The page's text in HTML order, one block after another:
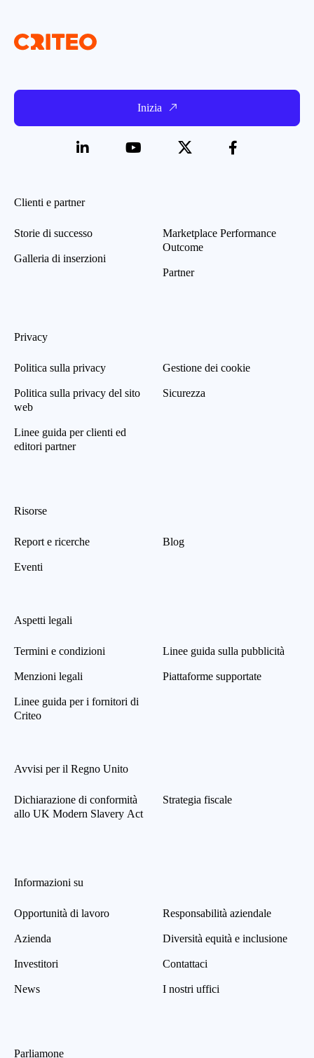
Inizia
Clienti e partner
Storie di successo
Galleria di inserzioni
Marketplace Performance
Outcome
Partner
Privacy
Politica sulla privacy
Politica sulla privacy del sito
web
Linee guida per clienti ed
editori partner
Gestione dei cookie
Sicurezza
Risorse
Report e ricerche
Eventi
Blog
Aspetti legali
Termini e condizioni
Menzioni legali
Linee guida per i fornitori di
Criteo
Linee guida sulla pubblicità
Piattaforme supportate
Avvisi per il Regno Unito
Dichiarazione di conformità
allo UK Modern Slavery Act
Strategia fiscale
Informazioni su
Opportunità di lavoro
Azienda
Investitori
News
Responsabilità aziendale
Diversità equità e inclusione
Contattaci
I nostri uffici
Parliamone